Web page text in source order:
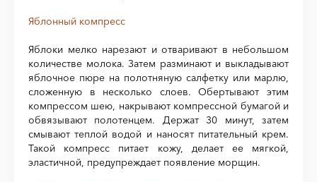
Яблонный компресс
Яблоки мелко нарезают и отваривают в небольшом
количестве молока. Затем разминают и выкладывают
яблочное пюре на полотняную салфетку или марлю,
сложенную в несколько слоев. Обертывают этим
компрессом шею, накрывают компрессной бумагой и
обвязывают полотенцем. Держат 30 минут, затем
смывают теплой водой и наносят питательный крем.
Такой компресс питает кожу, делает ее мягкой,
эластичной, предупреждает появление морщин.